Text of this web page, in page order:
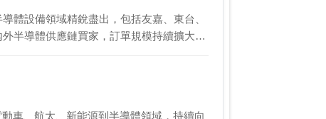
體設備領域精銳盡出，包括友嘉、東台、
半導體供應鏈買家，訂單規模持續擴大，
車、航太、新能源到半導體領域，持續向